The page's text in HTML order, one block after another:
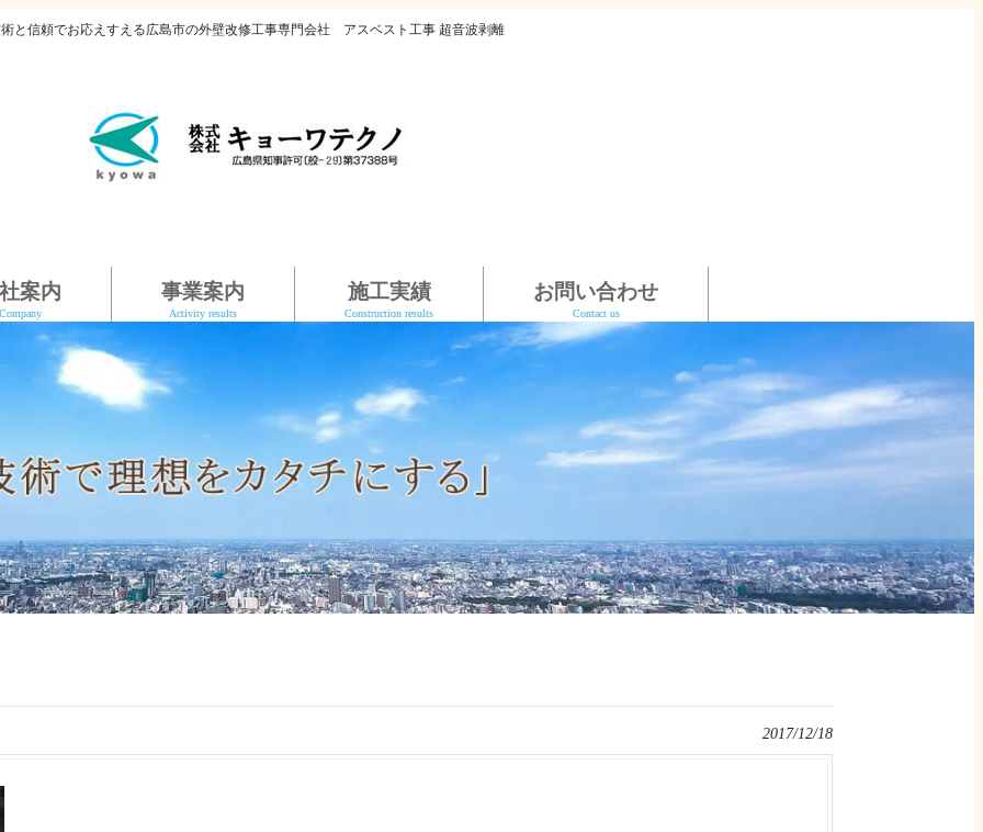
と信頼でお応えすえる広島市の外壁改修工事専門会社 アスベスト工事 超音波剥離
案内 事業案内
Activity results
施工実績
Construction results
お問い合わせ
Contact us
2017/12/18